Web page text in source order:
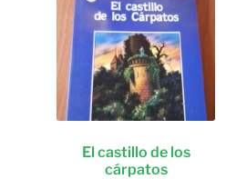
El castillo de los
cárpatos